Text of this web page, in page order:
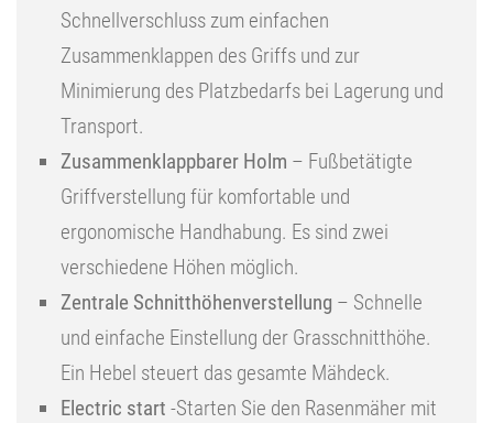
Schnellverschluss zum einfachen
Zusammenklappen des Griffs und zur
Minimierung des Platzbedarfs bei Lagerung und
Transport.
Zusammenklappbarer Holm – Fußbetätigte
Griffverstellung für komfortable und
ergonomische Handhabung. Es sind zwei
verschiedene Höhen möglich.
Zentrale Schnitthöhenverstellung – Schnelle
und einfache Einstellung der Grasschnitthöhe.
Ein Hebel steuert das gesamte Mähdeck.
Electric start -Starten Sie den Rasenmäher mit